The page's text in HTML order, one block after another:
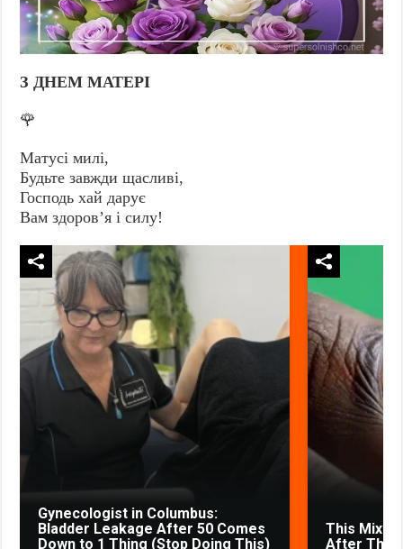
З ДНЕМ МАТЕРІ
🌹
Матусі милі,
Будьте завжди щасливі,
Господь хай дарує
Вам здоров’я і силу!
Gynecologist in Columbus:
Bladder Leakage After 50 Comes
Down to 1 Thing (Stop Doing This)
This
After The